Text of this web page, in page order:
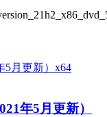
年5月更新）